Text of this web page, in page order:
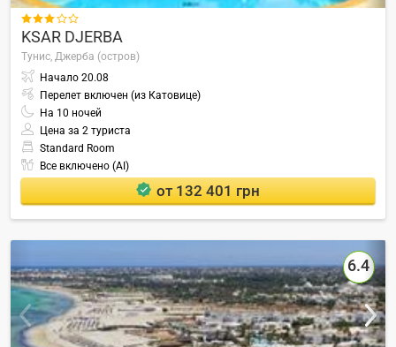

KSAR DJERBA
Тунис, Джерба (остров)
Начало 20.08
Перелет включен (из Катовице)
На 10 ночей
Цена за 2 туриста
Standard Room
Все включено (AI)
от 132 401 грн
6.4